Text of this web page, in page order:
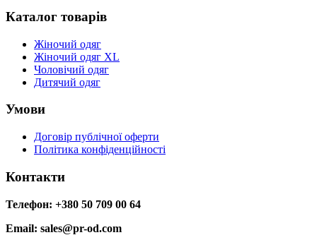
Каталог товарів
Жіночий одяг
Жіночий одяг XL
Чоловічий одяг
Дитячий одяг
Умови
Договір публічної оферти
Політика конфіденційності
Контакти
Телефон: +380 50 709 00 64
Email: sales@pr-od.com